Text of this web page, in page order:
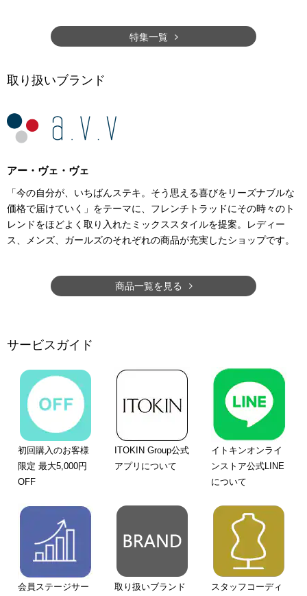
特集一覧
取り扱いブランド
アー・ヴェ・ヴェ
「今の自分が、いちばんステキ。そう思える喜びをリーズナブルな
価格で届けていく」をテーマに、フレンチトラッドにその時々のト
レンドをほどよく取り入れたミックススタイルを提案。レディー
ス、メンズ、ガールズのそれぞれの商品が充実したショップです。
商品一覧を見る
サービスガイド
初回購入のお客様
限定 最大5,000円
OFF
ITOKIN Group公式
アプリについて
イトキンオンライ
ンストア公式LINE
について
会員ステージサー
取り扱いブランド
スタッフコーディ